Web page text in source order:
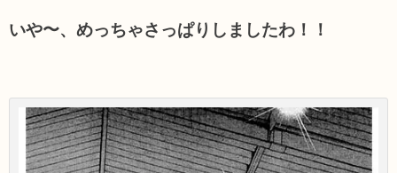
いや〜、めっちゃさっぱりしましたわ！！